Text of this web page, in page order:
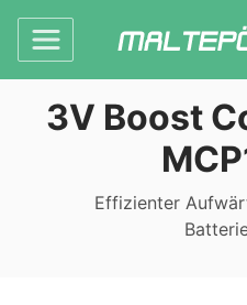
3V Boost
Effizienter